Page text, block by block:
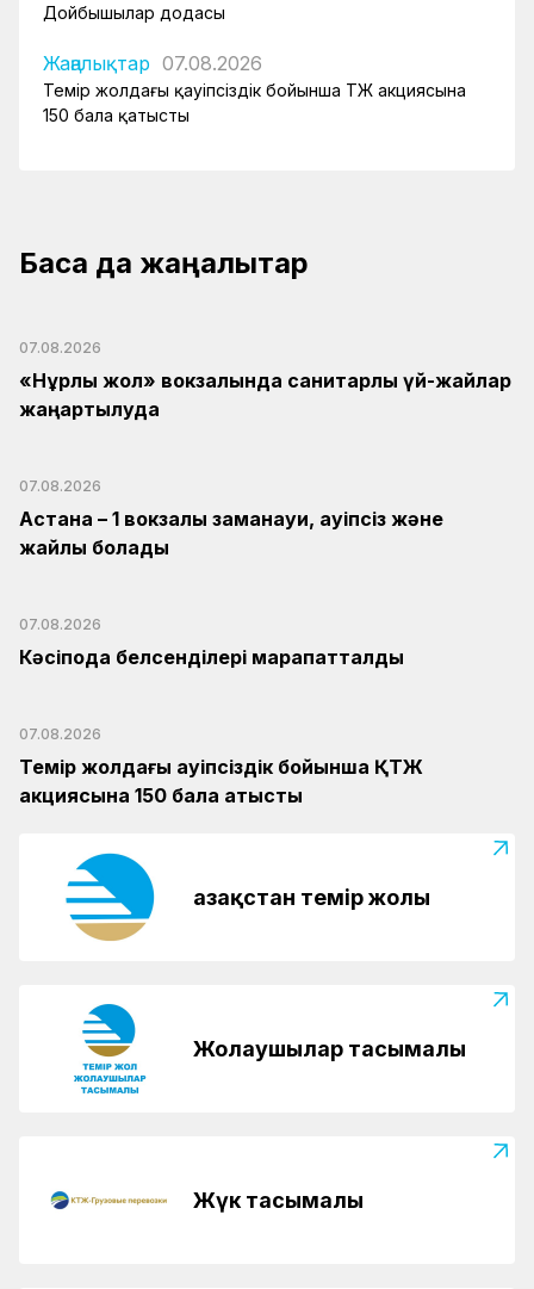
Дойбышылар додасы
Жаңалықтар 07.08.2026
Темір жолдағы қауіпсіздік бойынша ҚТЖ акциясына
150 бала қатысты
Басқа да жаңалықтар
07.08.2026
«Нұрлы жол» вокзалында санитарлық үй-жайлар
жаңартылуда
07.08.2026
Астана – 1 вокзалы заманауи, қауіпсіз және
жайлы болады
07.08.2026
Кәсіподақ белсенділері марапатталды
07.08.2026
Темір жолдағы қауіпсіздік бойынша ҚТЖ
акциясына 150 бала қатысты
Қазақстан темір жолы
Жолаушылар тасымалы
Жүк тасымалы